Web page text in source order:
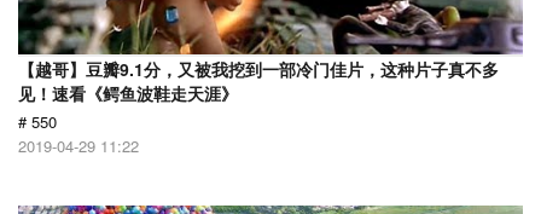
【越哥】豆瓣9.1分，又被我挖到一部冷门佳片，这种片子真不多
见！速看《鳄鱼波鞋走天涯》
# 550
2019-04-29 11:22